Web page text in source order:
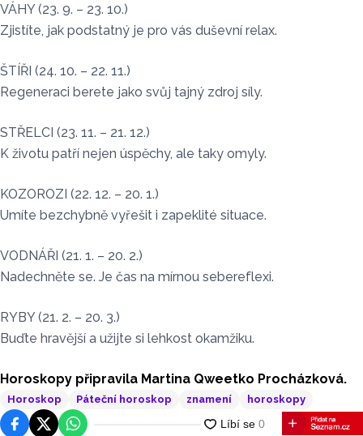
VÁHY (23. 9. – 23. 10.)
Zjistíte, jak podstatný je pro vás duševní relax.
ŠTÍŘI (24. 10. – 22. 11.)
Regeneraci berete jako svůj tajný zdroj síly.
STŘELCI (23. 11. – 21. 12.)
K životu patří nejen úspěchy, ale taky omyly.
KOZOROZI (22. 12. – 20. 1.)
Umíte bezchybně vyřešit i zapeklité situace.
VODNÁŘI (21. 1. – 20. 2.)
Nadechněte se. Je čas na mírnou sebereflexi.
RYBY (21. 2. – 20. 3.)
Buďte hravější a užijte si lehkost okamžiku.
Horoskopy připravila Martina Qweetko Procházková.
Horoskop Páteční horoskop znamení horoskopy
FacebookPlatforma X
WhatsApp